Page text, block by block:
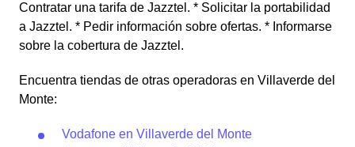
Contratar una tarifa de Jazztel. * Solicitar la portabilidad
a Jazztel. * Pedir información sobre ofertas. * Informarse
sobre la cobertura de Jazztel.
Encuentra tiendas de otras operadoras en Villaverde del
Monte:
Vodafone en Villaverde del Monte